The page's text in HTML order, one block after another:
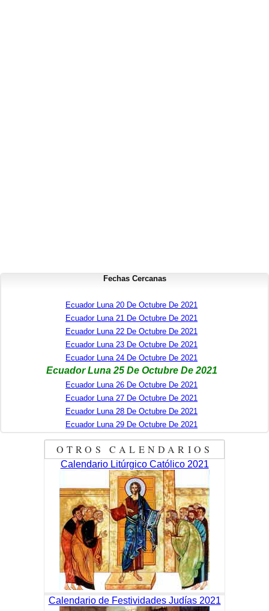
Fechas Cercanas
Ecuador Luna 20 De Octubre De 2021
Ecuador Luna 21 De Octubre De 2021
Ecuador Luna 22 De Octubre De 2021
Ecuador Luna 23 De Octubre De 2021
Ecuador Luna 24 De Octubre De 2021
Ecuador Luna 25 De Octubre De 2021
Ecuador Luna 26 De Octubre De 2021
Ecuador Luna 27 De Octubre De 2021
Ecuador Luna 28 De Octubre De 2021
Ecuador Luna 29 De Octubre De 2021
OTROS CALENDARIOS
Calendario Litúrgico Católico 2021
Calendario de Festividades Judías 2021